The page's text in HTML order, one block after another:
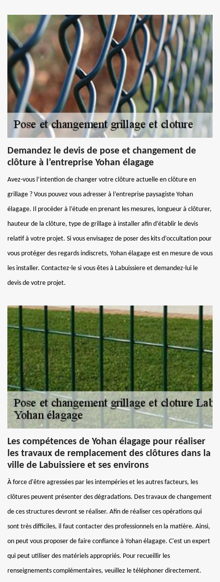
Demandez le devis de pose et changement de
clôture à l’entreprise Yohan élagage
Avez-vous l’intention de changer votre clôture actuelle en clôture en
grillage ? Vous pouvez vous adresser à l’entreprise paysagiste Yohan
élagage. Il procéder à l’étude en prenant les mesures, longueur à clôturer,
hauteur de la clôture, type de grillage à installer afin d’établir le devis
relatif à votre projet. Si vous envisagez de poser des kits d’occultation pour
vous protéger des regards indiscrets, Yohan élagage est en mesure de vous
les installer. Contactez-le si vous êtes à Labuissiere et demandez-lui le
devis de votre projet.
Les compétences de Yohan élagage pour réaliser
les travaux de remplacement des clôtures dans la
ville de Labuissiere et ses environs
À force d'être agressées par les intempéries et les autres facteurs, les
clôtures peuvent présenter des dégradations. Des travaux de changement
de ces structures devront se réaliser. Afin de réaliser ces opérations qui
sont très difficiles, il faut contacter des professionnels en la matière. Ainsi,
on peut vous proposer de faire confiance à Yohan élagage. C'est un expert
qui peut utiliser des matériels appropriés. Pour recueillir les
renseignements complémentaires, veuillez le téléphoner directement.